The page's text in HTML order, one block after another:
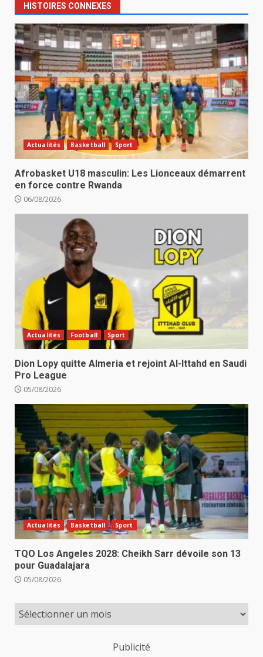
HISTOIRES CONNEXES
Actualités Basketball Sport
Afrobasket U18 masculin: Les Lionceaux démarrent
en force contre Rwanda
06/08/2026
Actualités Football Sport
Dion Lopy quitte Almeria et rejoint Al-Ittahd en Saudi
Pro League
05/08/2026
Actualités Basketball Sport
TQO Los Angeles 2028: Cheikh Sarr dévoile son 13
pour Guadalajara
05/08/2026
Publicité